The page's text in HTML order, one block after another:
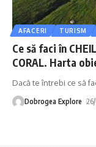
AFACERI TURISM
Ce să faci în
CORAL. Harta
Dacă te întrebi ce să
Dobrogea Explore